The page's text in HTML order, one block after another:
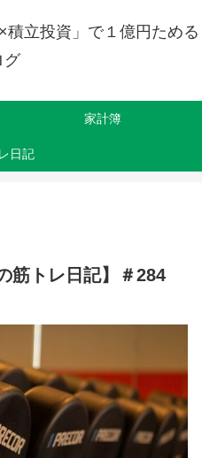
立投資」で１億円ためる
グ
家計簿
日記
筋トレ日記】＃284